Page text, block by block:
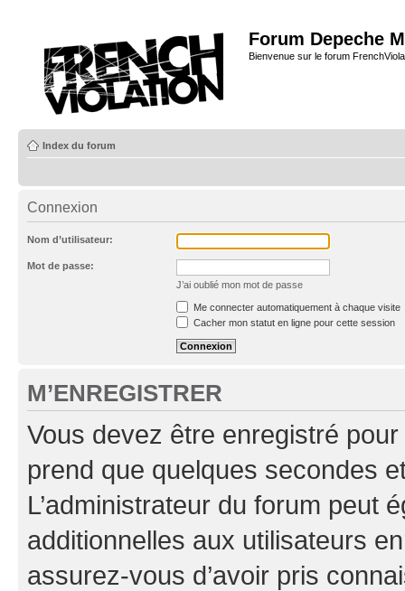
Forum Depeche
Bienvenue sur le forum
Index du forum
Connexion
Nom d’utilisateur:
Mot de passe:
J’ai oublié mon mot de passe
Me connecter automatiquement à chaque visite
Cacher mon statut en ligne pour cette session
M’ENREGISTRER
Vous devez être enregistré
prend que quelques secondes
L’administrateur du forum peut
additionnelles aux utilisateurs
assurez-vous d’avoir pris